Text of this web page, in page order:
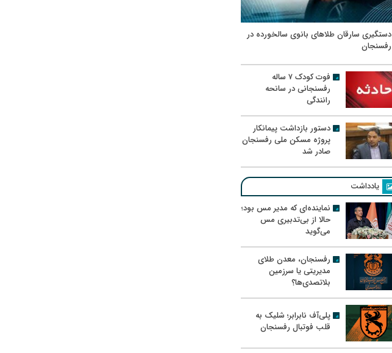
دستگیری سارقان طلاهای بانوی سالخورده در
رفسنجان
فوت کودک ۷ ساله
رفسنجانی در سانحه
رانندگی
دستور بازداشت پیمانکار
پروژه مسکن ملی رفسنجان
صادر شد
یادداشت
نماینده‌ای که مدیر مس بود؛
حالا از بی‌تدبیری مس
می‌گوید
رفسنجان، معدن طلای
مدیریتی یا سرزمین
بلاتصدی‌ها؟
پلی‌آف نابرابر؛ شلیک به
قلب فوتبال رفسنجان